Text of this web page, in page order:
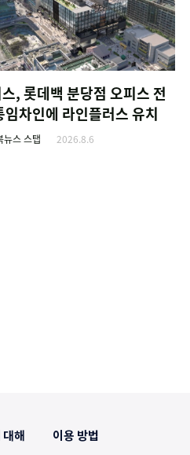
, 롯데백 분당점 오피스 전
임차인에 라인플러스 유치
뉴스 스탭 2026.8.6
해 이용 방법